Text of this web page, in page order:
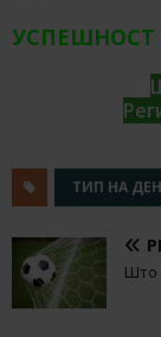
УСПЕШНОСТ
ТИП НА
Што